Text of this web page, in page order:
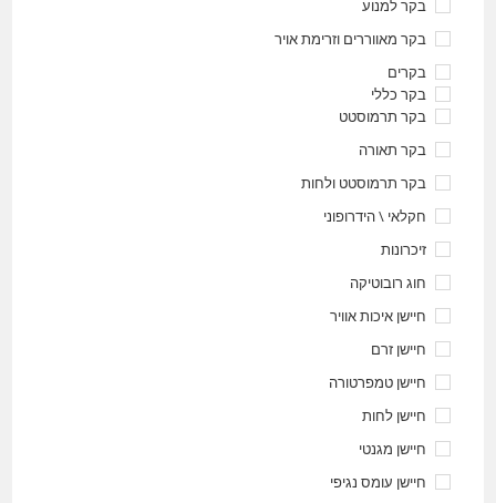
בקר למנוע
בקר מאווררים וזרימת אויר
בקרים
בקר כללי
בקר תרמוסטט
בקר תאורה
בקר תרמוסטט ולחות
חקלאי \ הידרופוני
זיכרונות
חוג רובוטיקה
חיישן איכות אוויר
חיישן זרם
חיישן טמפרטורה
חיישן לחות
חיישן מגנטי
חיישן עומס נגיפי